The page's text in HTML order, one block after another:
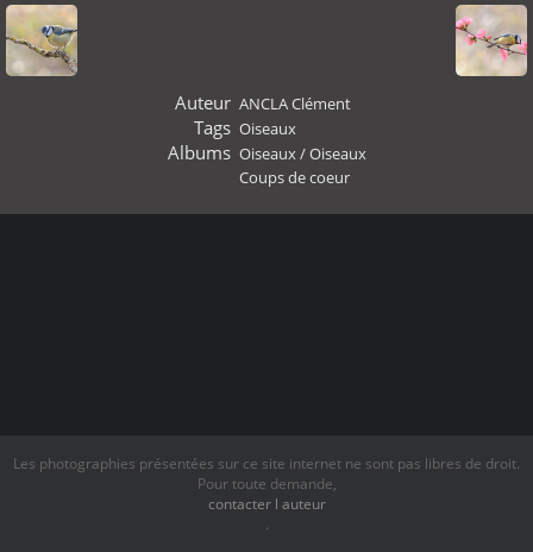
Auteur ANCLA Clément
Tags Oiseaux
Albums Oiseaux/Oiseaux
Coups de coeur
Les photographies présentées sur ce site internet ne sont pas libres de droit.
Pour toute demande,
contacter l auteur
.